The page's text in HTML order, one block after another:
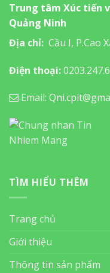
Trung tâm Xúc tiến
Quảng Ninh
Địa chỉ: Cầu I, P.Cao
Điện thoại:
Email:
TÌM HIỂU THÊM
Trang chủ
Giới thiệu
Thông tin sản phẩm